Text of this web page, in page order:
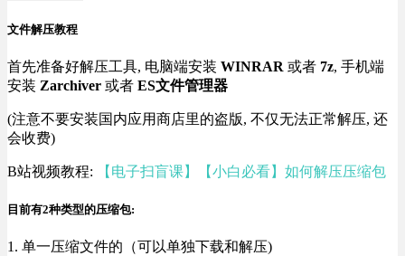
文件解压教程
首先准备好解压工具, 电脑端安装 WINRAR 或者 7z, 手机端
安装 Zarchiver 或者 ES文件管理器
(注意不要安装国内应用商店里的盗版, 不仅无法正常解压, 还
会收费)
B站视频教程: 【电子扫盲课】【小白必看】如何解压压缩包
目前有2种类型的压缩包:
1. 单一压缩文件的（可以单独下载和解压)